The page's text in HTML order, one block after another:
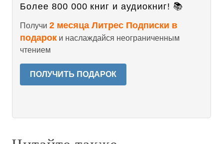
Более 800 000 книг и аудиокниг! 📚
Получи 2 месяца Литрес Подписки в
подарок и наслаждайся неограниченным
чтением
ПОЛУЧИТЬ ПОДАРОК